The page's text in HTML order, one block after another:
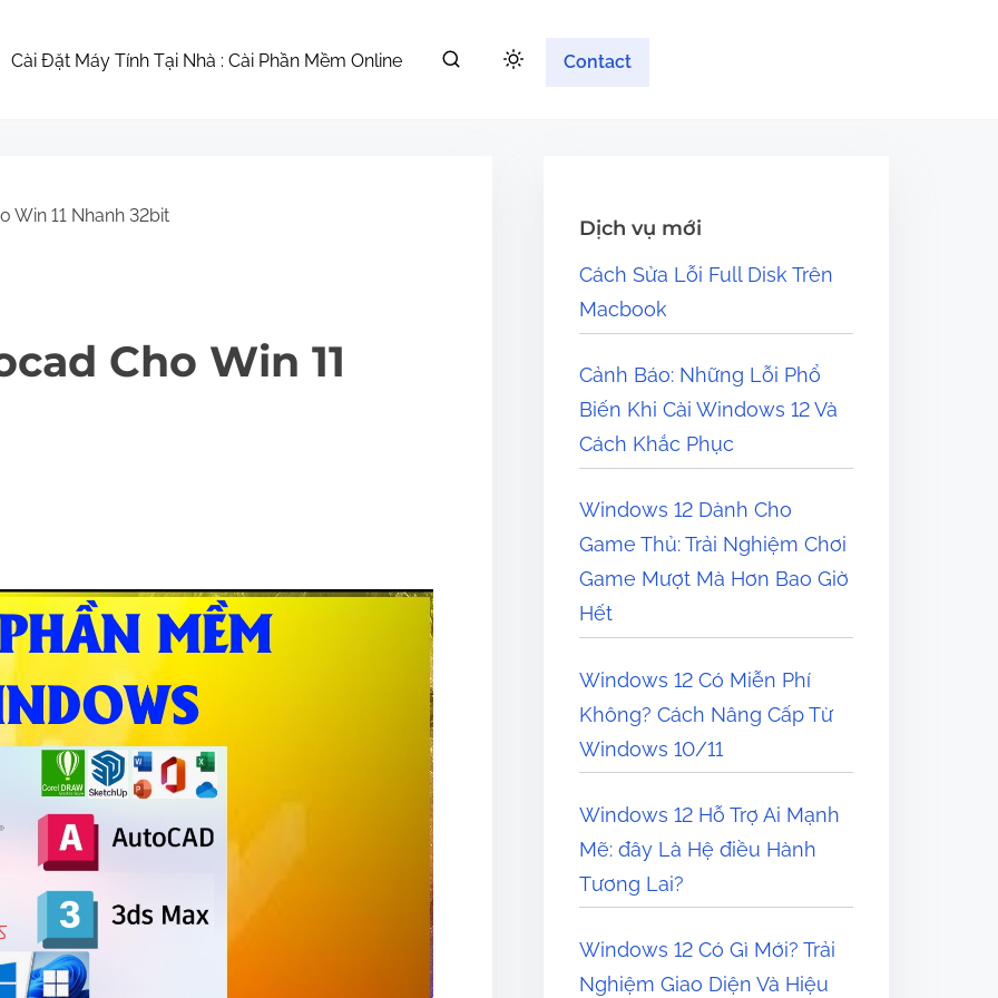
Cài Đặt Máy Tính Tại Nhà : Cài Phần Mềm Online Contact
Win 11 Nhanh 32bit
Cho Win 11
Dịch vụ mới
Cách Sửa Lỗi Full Disk Trên
Macbook
Cảnh Báo: Những Lỗi Phổ
Biến Khi Cài Windows 12 Và
Cách Khắc Phục
Windows 12 Dành Cho
Game Thủ: Trải Nghiệm Chơi
Game Mượt Mà Hơn Bao Giờ
Hết
Windows 12 Có Miễn Phí
Không? Cách Nâng Cấp Từ
Windows 10/11
Windows 12 Hỗ Trợ Ai Mạnh
Mẽ: đây Là Hệ điều Hành
Tương Lai?
Windows 12 Có Gì Mới? Trải
Nghiệm Giao Diện Và Hiệu